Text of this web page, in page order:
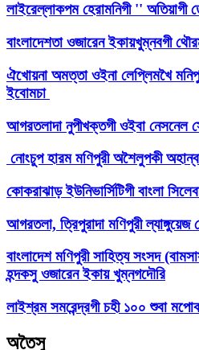
লাইরেল্লাকপম হেরামনিগী '' অতিয়াগী
বাংলাদেশতা ওজারেন ইকায়খুম্নবগী
ঐখোয়না অমত্তা ওইনা লেপ্লিমখৈ
ইবোমচা
আগরতলাদা নুপীখক্তগী ওইবা নেসনেল
নোংচুপ হারম মণিপুরী অশৈলুপকী
কোকরাঝাড় ইউনিভার্সিটিগী বাংলা
আগরতলা, ত্রিপুরাদা মণিপুরী
বাংলাদেশ মণিপুরী সাহিত্য সংসদ
হন্দকসু ওজারেন ইকায় খুম্নগদৌরি
লাইশ্রম সমরেন্দ্রগী চহী ১০০ শুবা
অতৈসু